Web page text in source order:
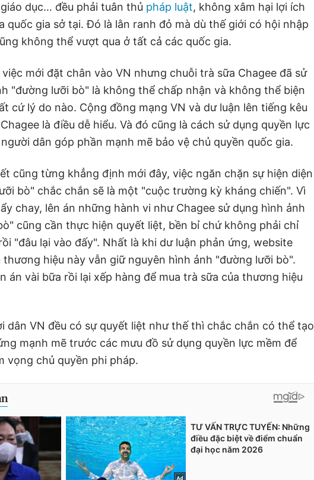
dục… đều phải tuân thủ pháp luật, không xâm hại lợi ích
quốc gia sở tại. Đó là lằn ranh đỏ mà dù thế giới có hội nhập
không thể vượt qua ở tất cả các quốc gia.
mới đặt chân vào VN nhưng chuỗi trà sữa Chagee đã sử
"đường lưỡi bò" là không thể chấp nhận và không thể biện
cứ lý do nào. Cộng đồng mạng VN và dư luận lên tiếng kêu
là điều dễ hiểu. Và đó cũng là cách sử dụng quyền lực
dân góp phần mạnh mẽ bảo vệ chủ quyền quốc gia.
cũng từng khẳng định mới đây, việc ngăn chặn sự hiện diện
bò" chắc chắn sẽ là một "cuộc trường kỳ kháng chiến". Vì
chay, lên án những hành vi như Chagee sử dụng hình ảnh
cũng cần thực hiện quyết liệt, bền bỉ chứ không phải chỉ
"đâu lại vào đấy". Nhất là khi dư luận phản ứng, website
thương hiệu này vẫn giữ nguyên hình ảnh "đường lưỡi bò".
án vài bữa rồi lại xếp hàng để mua trà sữa của thương hiệu
dân VN đều có sự quyết liệt như thế thì chắc chắn có thể tạo
mạnh mẽ trước các mưu đồ sử dụng quyền lực mềm để
vọng chủ quyền phi pháp.